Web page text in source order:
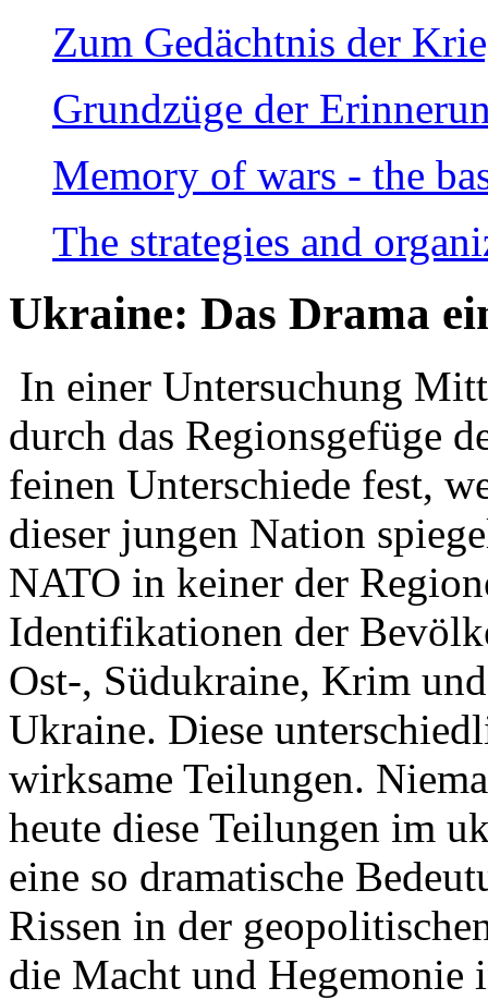
Zum Gedächtnis der
Grundzüge der
Memory of wars - the
The strategies and
Ukraine: Das Drama
In einer Untersuchung
durch das Regionsgefüge
feinen Unterschiede fest,
dieser jungen Nation
NATO in keiner der
Identifikationen der
Ost-, Südukraine, Krim
Ukraine. Diese
wirksame Teilungen.
heute diese Teilungen im
eine so dramatische
Rissen in der
die Macht und Hegemonie